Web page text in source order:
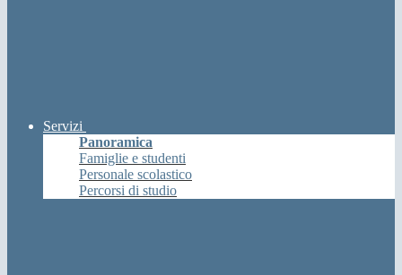
Servizi
Panoramica
Famiglie e studenti
Personale scolastico
Percorsi di studio